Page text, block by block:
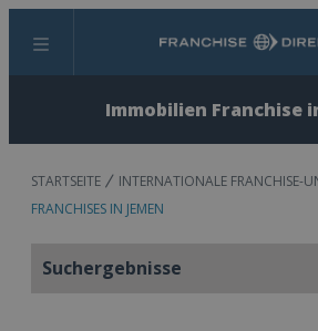
Menü Suchen
Immobilien Franchise
STARTSEITE
INTERNATIONALE FRANCHISE-
FRANCHISES IN JEMEN
Suchergebnisse